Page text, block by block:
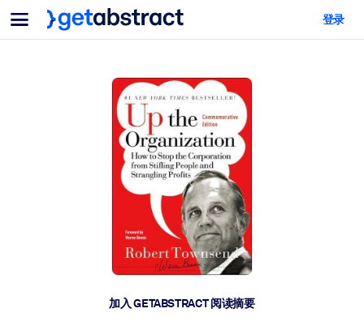
菜单
面向团队与管理者
为您的员工配备关键的人工智能技能。
帮助您的管理者为未来的工作时代做好准备。
让团队更轻松地共同学习、解决实际问题并更快采取行动。
培养您的员工应对未来挑战所需的技能。
面向人工智能系统
登录
加入 GETABSTRACT 阅读摘要